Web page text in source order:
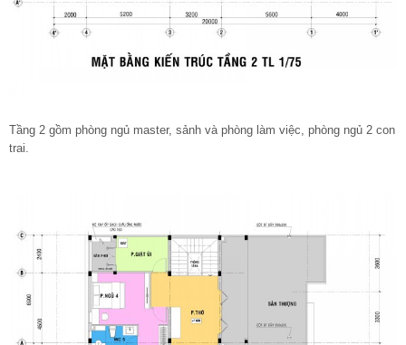
Tầng 2 gồm phòng ngủ master, sảnh và phòng làm việc, phòng ngủ 2 con
trai.